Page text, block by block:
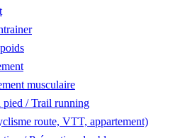
musculaire
pied / Trail running
route, VTT, appartement)